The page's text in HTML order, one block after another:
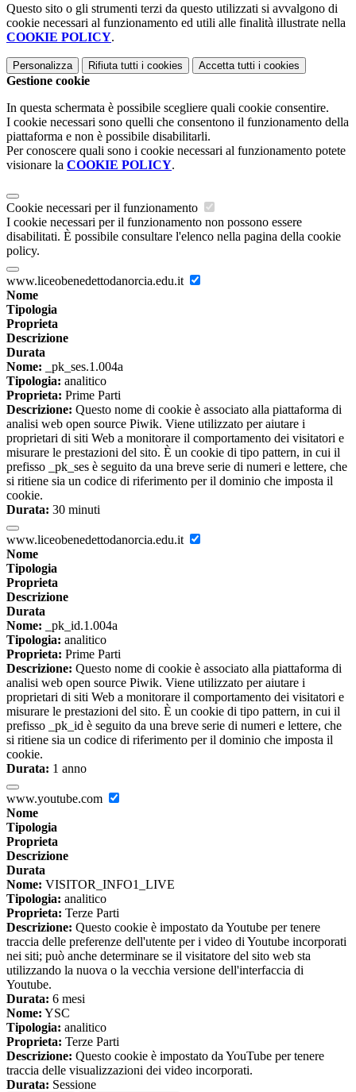
Questo sito o gli strumenti terzi da questo utilizzati si avvalgono di
cookie necessari al funzionamento ed utili alle finalità illustrate nella
COOKIE POLICY.
Personalizza Rifiuta tutti i cookies Accetta tutti i cookies
Gestione cookie
In questa schermata è possibile scegliere quali cookie consentire.
I cookie necessari sono quelli che consentono il funzionamento della
piattaforma e non è possibile disabilitarli.
Per conoscere quali sono i cookie necessari al funzionamento potete
visionare la COOKIE POLICY.
Cookie necessari per il funzionamento
I cookie necessari per il funzionamento non possono essere
disabilitati. È possibile consultare l'elenco nella pagina della cookie
policy.
www.liceobenedettodanorcia.edu.it
Nome
Tipologia
Proprieta
Descrizione
Durata
Nome: _pk_ses.1.004a
Tipologia: analitico
Proprieta: Prime Parti
Descrizione: Questo nome di cookie è associato alla piattaforma di
analisi web open source Piwik. Viene utilizzato per aiutare i
proprietari di siti Web a monitorare il comportamento dei visitatori e
misurare le prestazioni del sito. È un cookie di tipo pattern, in cui il
prefisso _pk_ses è seguito da una breve serie di numeri e lettere, che
si ritiene sia un codice di riferimento per il dominio che imposta il
cookie.
Durata: 30 minuti
www.liceobenedettodanorcia.edu.it
Nome
Tipologia
Proprieta
Descrizione
Durata
Nome: _pk_id.1.004a
Tipologia: analitico
Proprieta: Prime Parti
Descrizione: Questo nome di cookie è associato alla piattaforma di
analisi web open source Piwik. Viene utilizzato per aiutare i
proprietari di siti Web a monitorare il comportamento dei visitatori e
misurare le prestazioni del sito. È un cookie di tipo pattern, in cui il
prefisso _pk_id è seguito da una breve serie di numeri e lettere, che
si ritiene sia un codice di riferimento per il dominio che imposta il
cookie.
Durata: 1 anno
www.youtube.com
Nome
Tipologia
Proprieta
Descrizione
Durata
Nome: VISITOR_INFO1_LIVE
Tipologia: analitico
Proprieta: Terze Parti
Descrizione: Questo cookie è impostato da Youtube per tenere
traccia delle preferenze dell'utente per i video di Youtube incorporati
nei siti; può anche determinare se il visitatore del sito web sta
utilizzando la nuova o la vecchia versione dell'interfaccia di
Youtube.
Durata: 6 mesi
Nome: YSC
Tipologia: analitico
Proprieta: Terze Parti
Descrizione: Questo cookie è impostato da YouTube per tenere
traccia delle visualizzazioni dei video incorporati.
Durata: Sessione